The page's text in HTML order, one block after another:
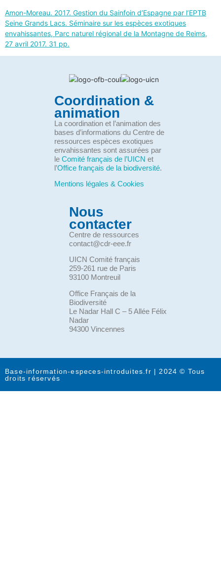
Amon-Moreau. 2017. Gestion du Sainfoin d’Espagne par l’EPTB
Seine Grands Lacs. Séminaire sur les espèces exotiques
envahissantes, Parc naturel régional de la Montagne de Reims,
27 avril 2017. 31 pp.
Coordination &
animation
La coordination et l’animation des
bases d’informations du Centre de
ressources espèces exotiques
envahissantes sont assurées par
le Comité français de l’UICN et
l’Office français de la biodiversité.
Mentions légales & Cookies
Nous
contacter
Centre de ressources
contact@cdr-eee.fr
UICN Comité français
259-261 rue de Paris
93100 Montreuil
Office Français de la
Biodiversité
Le Nadar Hall C – 5 Allée Félix
Nadar
94300 Vincennes
Base-information-especes-introduites.fr | 2024 © Tous
droits réservés